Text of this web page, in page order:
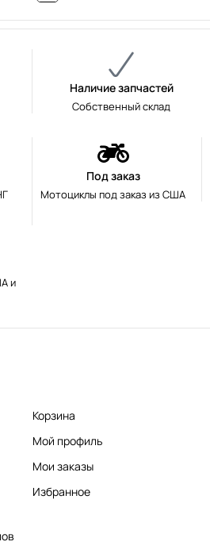
Наличие запчастей
Собственный склад
Под заказ
Мотоциклы под заказ из США
и
Корзина
Мой профиль
Мои заказы
Избранное